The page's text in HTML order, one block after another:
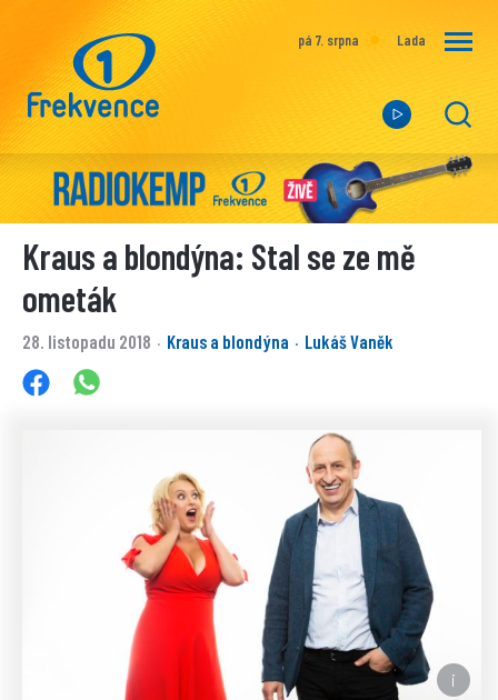
pá 7. srpna Lada
Kraus a blondýna: Stal se ze mě
ometák
28. listopadu 2018 · Kraus a blondýna · Lukáš Vaněk